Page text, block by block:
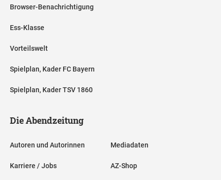
Browser-Benachrichtigung
Ess-Klasse
Vorteilswelt
Spielplan, Kader FC Bayern
Spielplan, Kader TSV 1860
Die Abendzeitung
Autoren und Autorinnen
Karriere / Jobs
Mediadaten
AZ-Shop